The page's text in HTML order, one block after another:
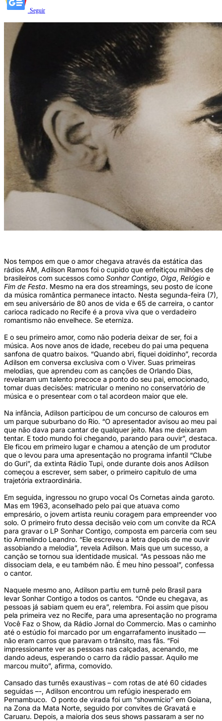
Seguir
Nos tempos em que o amor chegava através da estática das
rádios AM, Adilson Ramos foi o cupido que enfeitiçou milhões de
brasileiros com sucessos como Sonhar Contigo, Olga, Relógio e
Fim de Festa. Mesmo na era dos streamings, seu posto de ícone
da música romântica permanece intacto. Nesta segunda-feira (7),
em seu aniversário de 80 anos de vida e 65 de carreira, o cantor
carioca radicado no Recife é a prova viva que o verdadeiro
romantismo não envelhece. Se eterniza.
E o seu primeiro amor, como não poderia deixar de ser, foi a
música. Aos nove anos de idade, recebeu do pai uma pequena
sanfona de quatro baixos. “Quando abri, fiquei doidinho”, recorda
Adilson em conversa exclusiva com o Viver. Suas primeiras
melodias, que aprendeu com as canções de Orlando Dias,
revelaram um talento precoce a ponto do seu pai, emocionado,
tomar duas decisões: matricular o menino no conservatório de
música e o presentear com o tal acordeon maior que ele.
Na infância, Adilson participou de um concurso de calouros em
um parque suburbano do Rio. “O apresentador avisou ao meu pai
que não dava para cantar de qualquer jeito. Mas me deixaram
tentar. E todo mundo foi chegando, parando para ouvir”, destaca.
Ele ficou em primeiro lugar e chamou a atenção de um produtor
que o levou para uma apresentação no programa infantil “Clube
do Guri”, da extinta Rádio Tupi, onde durante dois anos Adilson
começou a escrever, sem saber, o primeiro capítulo de uma
trajetória extraordinária.
Em seguida, ingressou no grupo vocal Os Cornetas ainda garoto.
Mas em 1963, aconselhado pelo pai que atuava como
empresário, o jovem artista reuniu coragem para empreender voo
solo. O primeiro fruto dessa decisão veio com um convite da RCA
para gravar o LP Sonhar Contigo, composta em parceria com seu
tio Armelindo Leandro. “Ele escreveu a letra depois de me ouvir
assobiando a melodia”, revela Adilson. Mais que um sucesso, a
canção se tornou sua identidade musical. “As pessoas não me
dissociam dela, e eu também não. É meu hino pessoal”, confessa
o cantor.
Naquele mesmo ano, Adilson partiu em turnê pelo Brasil para
levar Sonhar Contigo a todos os cantos. “Onde eu chegava, as
pessoas já sabiam quem eu era”, relembra. Foi assim que pisou
pela primeira vez no Recife, para uma apresentação no programa
Você Faz o Show, da Rádio Jornal do Commercio. Mas o caminho
até o estúdio foi marcado por um engarrafamento inusitado —
não eram carros que paravam o trânsito, mas fãs. “Foi
impressionante ver as pessoas nas calçadas, acenando, me
dando adeus, esperando o carro da rádio passar. Aquilo me
marcou muito”, afirma, comovido.
Cansado das turnês exaustivas – com rotas de até 60 cidades
seguidas –-, Adilson encontrou um refúgio inesperado em
Pernambuco. O ponto de virada foi um “showmício” em Goiana,
na Zona da Mata Norte, seguido por convites de Gravatá e
Caruaru. Depois, a maioria dos seus shows passaram a ser no